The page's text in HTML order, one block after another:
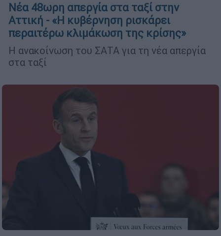
Νέα 48ωρη απεργία στα ταξί στην
Αττική - «Η κυβέρνηση ρισκάρει
περαιτέρω κλιμάκωση της κρίσης»
Η ανακοίνωση του ΣΑΤΑ για τη νέα απεργία
στα ταξί